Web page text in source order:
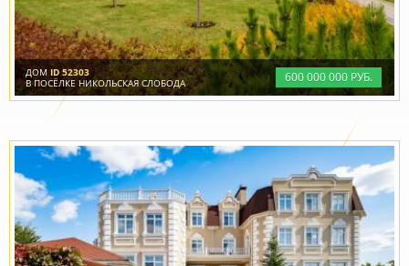
600000000 РУБ.
ДОМ ID 52303
В ПОСЁЛКЕ НИКОЛЬСКАЯ СЛОБОДА